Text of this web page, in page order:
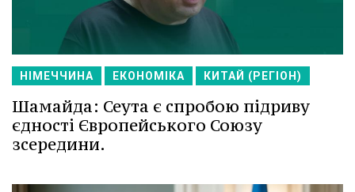
НІМЕЧЧИНА ЕКОНОМІКА КИТАЙ (РЕГІОН)
Шамайда: Сеута є спробою підриву
єдності Європейського Союзу
зсередини.